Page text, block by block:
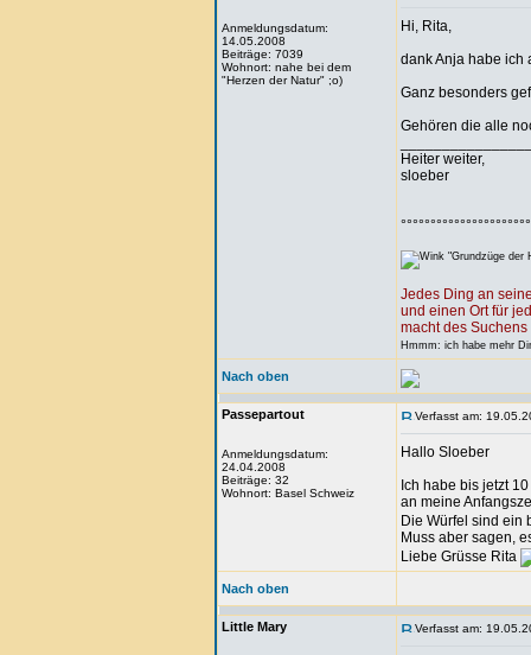
Anmeldungsdatum:
14.05.2008
Beiträge: 7039
Wohnort: nahe bei dem
"Herzen der Natur" ;o)
Hi, Rita,
dank Anja habe ich
Ganz besonders
Gehören die alle
Heiter weiter,
sloeber
"Grundzüge der
Jedes Ding an
und einen Ort für
macht des
Hmmm: ich habe mehr
Nach oben
Passepartout
Anmeldungsdatum:
24.04.2008
Beiträge: 32
Wohnort: Basel Schweiz
Verfasst am:
Hallo Sloeber
Ich habe bis jetzt
an meine
Die Würfel sind ein
Muss aber sagen,
Liebe Grüsse Rita
Nach oben
Little Mary Verfasst am: